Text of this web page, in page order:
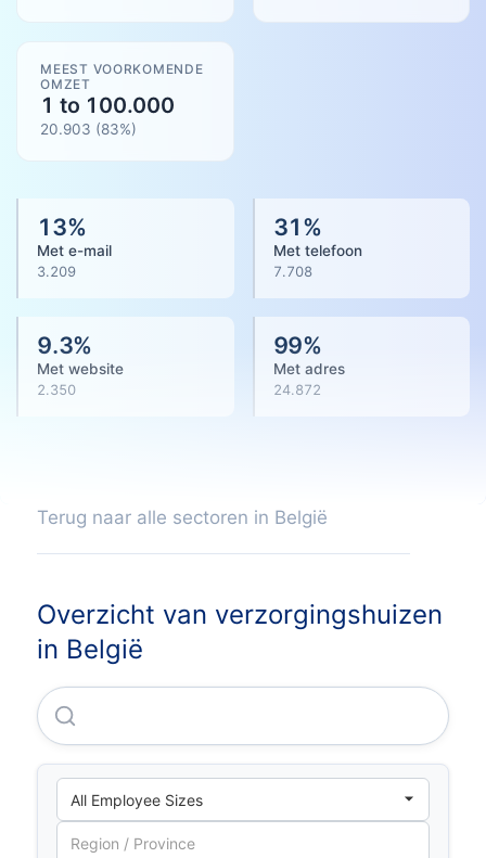
MEEST VOORKOMENDE
OMZET
1 to 100.000
20.903 (83%)
13%
Met e-mail
3.209
31%
Met telefoon
7.708
9.3%
Met website
2.350
99%
Met adres
24.872
Terug naar alle sectoren in België
Overzicht van verzorgingshuizen
in België